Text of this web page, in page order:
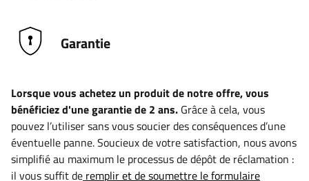
Garantie
Lorsque vous achetez un produit de notre offre, vous
bénéficiez d'une garantie de 2 ans. Grâce à cela, vous
pouvez l’utiliser sans vous soucier des conséquences d’une
éventuelle panne. Soucieux de votre satisfaction, nous avons
simplifié au maximum le processus de dépôt de réclamation :
il vous suffit de remplir et de soumettre le formulaire